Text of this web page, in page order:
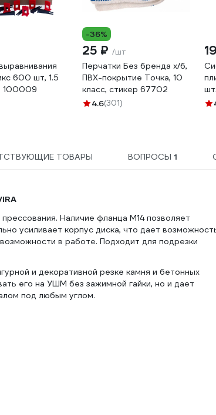
600 шт, 1.5
100009
-36%
25 ₽ /шт
Перчатки Без бренда х/б,
ПВХ-покрытие Точка, 10
класс, стикер 67702
4.6(301)
ТОВАРЫ ВОПРОСЫ 1
Наличие фланца М14 позволяет
усиливает корпус диска, что дает
в работе. Подходит для подрезки
и декоративной резке камня и бетонных
его на УШМ без зажимной гайки, но и дает
под любым углом.